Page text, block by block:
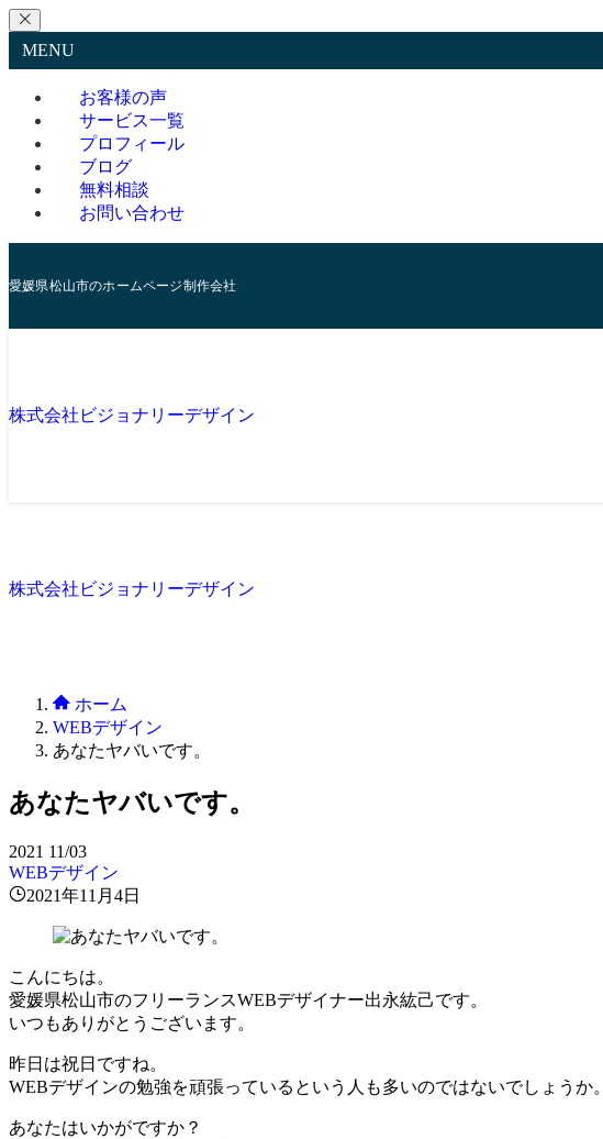
MENU
お客様の声
サービス一覧
プロフィール
ブログ
無料相談
お問い合わせ
愛媛県松山市のホームページ制作会社
株式会社ビジョナリーデザイン
株式会社ビジョナリーデザイン
ホーム
WEBデザイン
あなたヤバいです。
あなたヤバいです。
2021 11/03
WEBデザイン
2021年11月4日
こんにちは。
愛媛県松山市のフリーランスWEBデザイナー出永紘己です。
いつもありがとうございます。
昨日は祝日ですね。
WEBデザインの勉強を頑張っているという人も多いのではないでしょうか。
あなたはいかがですか？